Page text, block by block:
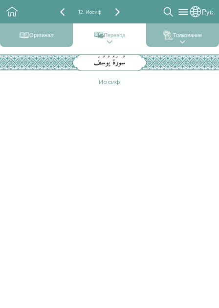
12. Иосиф Рус.
Оригинал Перевод Толкование
سُورَةُ يُوسُفَ
Иосиф